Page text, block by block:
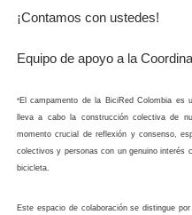
¡Contamos con ustedes!
Equipo de apoyo a la
*El campamento de la BiciRed Colombia es
lleva a cabo la construcción colectiva de
momento crucial de reflexión y consenso,
colectivos y personas con un genuino interés
bicicleta.
Este espacio de colaboración se distingue